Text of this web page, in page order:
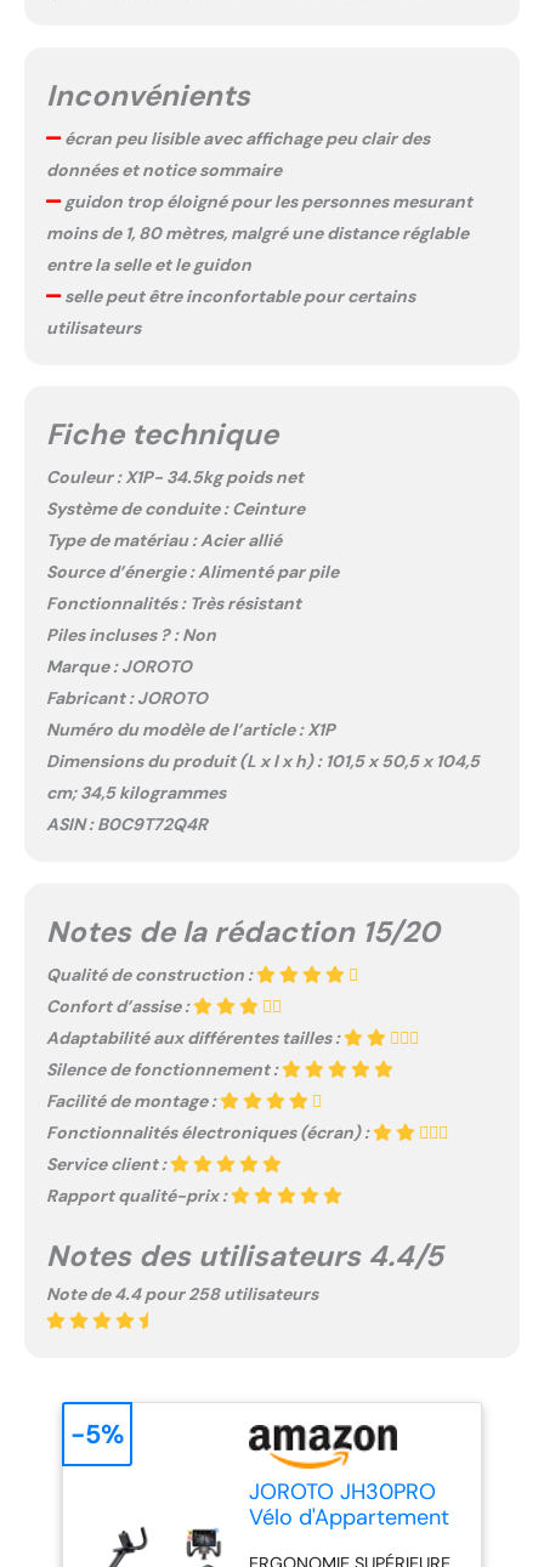
Inconvénients
écran peu lisible avec affichage peu clair des
données et notice sommaire
guidon trop éloigné pour les personnes mesurant
moins de 1, 80 mètres, malgré une distance réglable
entre la selle et le guidon
selle peut être inconfortable pour certains
utilisateurs
Fiche technique
Couleur : X1P- 34.5kg poids net
Système de conduite : Ceinture
Type de matériau : Acier allié
Source d’énergie : Alimenté par pile
Fonctionnalités : Très résistant
Piles incluses ? : Non
Marque : JOROTO
Fabricant : JOROTO
Numéro du modèle de l’article : X1P
Dimensions du produit (L x l x h) : 101,5 x 50,5 x 104,5
cm; 34,5 kilogrammes
ASIN : B0C9T72Q4R
Notes de la rédaction 15/20
Qualité de construction :
Confort d’assise :
Adaptabilité aux différentes tailles :
Silence de fonctionnement :
Facilité de montage :
Fonctionnalités électroniques (écran) :
Service client :
Rapport qualité-prix :
Notes des utilisateurs 4.4/5
Note de 4.4 pour 258 utilisateurs
JOROTO JH30PRO
Vélo d'Appartement
-5%